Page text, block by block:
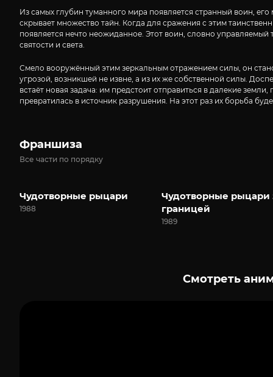
Из самых глубин туманного мира появляется странный воин,
скрывает множество тайн. Когда для сражения с этим
появляется нечто неожиданное. Этот воин, словно
святости и света.
Смело вооружённый этим зеркальным отражением силы, он
угрозой, возникшей не извне, а из их же собственной силы.
встаёт новая задача: им предстоит отправиться в далекие
превратилась в источник разрушения. На этот раз их борьба
Франшиза
Все части по порядку
Чудотворные рыцари
1988
Чудотворные рыцари
границей
1989
Смотреть